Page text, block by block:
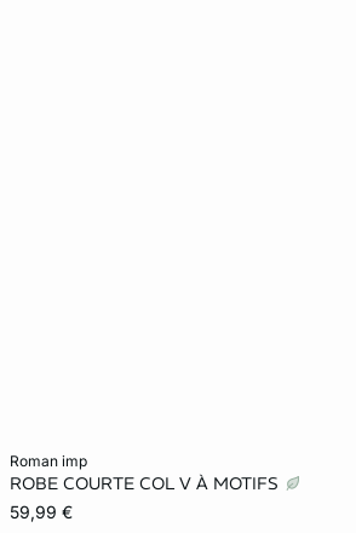
roman imp
ROBE COURTE COL V À MOTIFS
59,99 €